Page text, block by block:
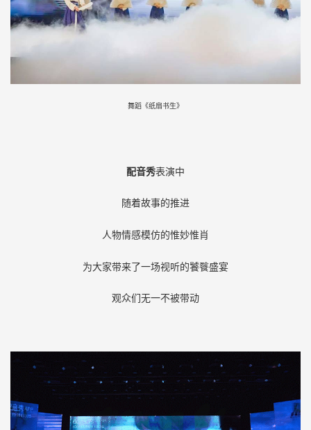
舞蹈《纸扇书生》
配音秀表演中
随着故事的推进
人物情感模仿的惟妙惟肖
为大家带来了一场视听的饕餮盛宴
观众们无一不被带动